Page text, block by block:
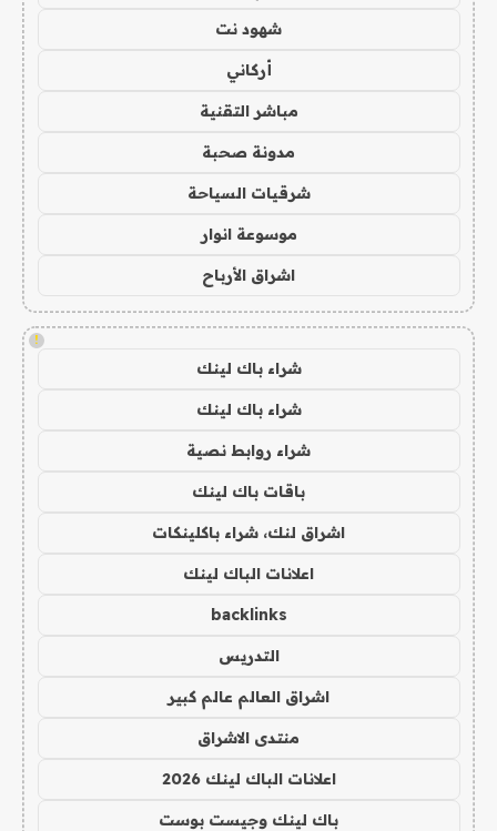
شهود نت
أركاني
مباشر التقنية
مدونة صحبة
شرقيات السياحة
موسوعة انوار
اشراق الأرباح
!
شراء باك لينك
شراء باك لينك
شراء روابط نصية
باقات باك لينك
اشراق لنك، شراء باكلينكات
اعلانات الباك لينك
backlinks
التدريس
اشراق العالم عالم كبير
منتدى الاشراق
اعلانات الباك لينك 2026
باك لينك وجيست بوست